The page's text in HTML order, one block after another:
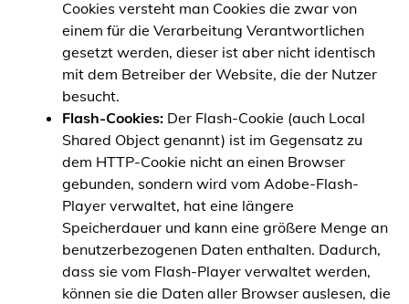
Cookies versteht man Cookies die zwar von
einem für die Verarbeitung Verantwortlichen
gesetzt werden, dieser ist aber nicht identisch
mit dem Betreiber der Website, die der Nutzer
besucht.
Flash-Cookies: Der Flash-Cookie (auch Local
Shared Object genannt) ist im Gegensatz zu
dem HTTP-Cookie nicht an einen Browser
gebunden, sondern wird vom Adobe-Flash-
Player verwaltet, hat eine längere
Speicherdauer und kann eine größere Menge an
benutzerbezogenen Daten enthalten. Dadurch,
dass sie vom Flash-Player verwaltet werden,
können sie die Daten aller Browser auslesen, die